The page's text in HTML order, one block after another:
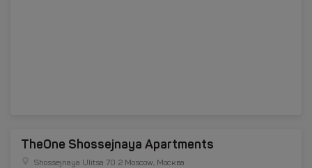
TheOne Shossejnaya Apartments
Shossejnaya Ulitsa 70 2 Moscow, Москва